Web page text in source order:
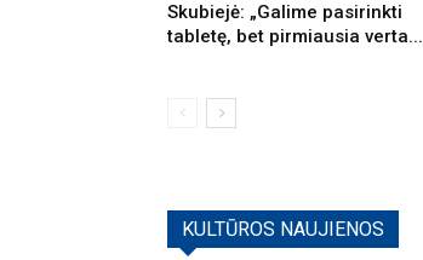
Skubiejė: „Galime pasirinkti
tabletę, bet pirmiausia verta...
KULTŪROS NAUJIENOS